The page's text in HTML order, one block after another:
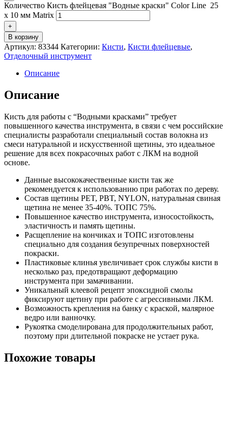
Количество Кисть флейцевая "Водные краски" Color Line 25
x 10 мм Matrix
+
В корзину
Артикул: 83344 Категории: Кисти, Кисти флейцевые,
Отделочный инструмент
Описание
Описание
Кисть для работы с “Водными красками” требует
повышенного качества инструмента, в связи с чем российские
специалисты разработали специальный состав волокна из
смеси натуральной и искусственной щетины, это идеальное
решение для всех покрасочных работ с ЛКМ на водной
основе.
Данные высококачественные кисти так же
рекомендуется к использованию при работах по дереву.
Состав щетины PET, PBT, NYLON, натуральная свиная
щетина не менее 35-40%. ТОПС 75%.
Повышенное качество инструмента, износостойкость,
эластичность и память щетины.
Расщепление на кончиках и ТОПС изготовлены
специально для создания безупречных поверхностей
покраски.
Пластиковые клинья увеличивает срок службы кисти в
несколько раз, предотвращают деформацию
инструмента при замачивании.
Уникальный клеевой рецепт эпоксидной смолы
фиксируют щетину при работе с агрессивными ЛКМ.
Возможность крепления на банку с краской, малярное
ведро или ванночку.
Рукоятка смоделирована для продолжительных работ,
поэтому при длительной покраске не устает рука.
Похожие товары